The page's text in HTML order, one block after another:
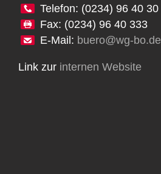
Telefon: (0234) 96 40 30
Fax: (0234) 96 40 333
E-Mail: buero@wg-bo.de
Link zur internen Website